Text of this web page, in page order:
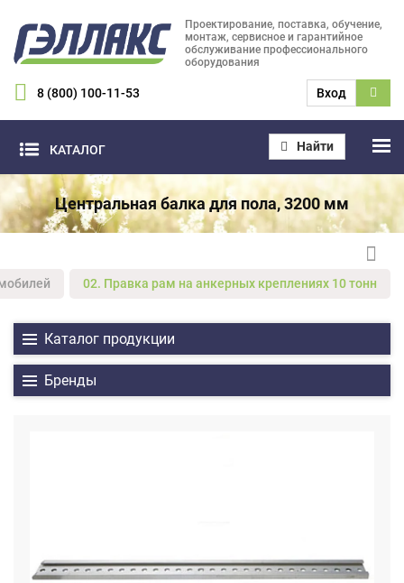
Проектирование, поставка, обучение,
монтаж, сервисное и гарантийное
обслуживание профессионального
оборудования
8 (800) 100-11-53 Вход
КАТАЛОГ Найти
Центральная балка для пола, 3200 мм
02. Правка рам на анкерных креплениях 10 тонн
Каталог продукции
Бренды